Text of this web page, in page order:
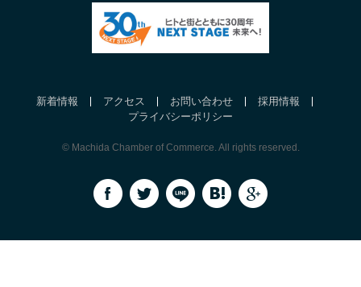
新着情報 アクセス お問い合わせ
採用情報
プライバシーポリシー
© Machida Chamber of Commerce. All rights reserved.